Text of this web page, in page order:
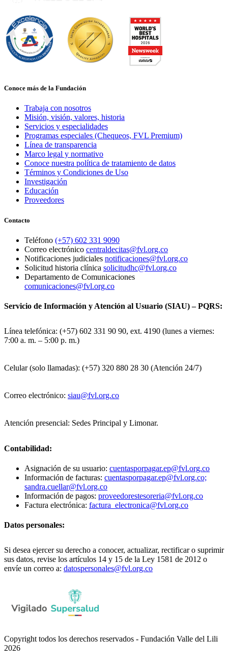
Conoce más de la Fundación
Trabaja con nosotros
Misión, visión, valores, historia
Servicios y especialidades
Programas especiales (Chequeos, FVL Premium)
Línea de transparencia
Marco legal y normativo
Conoce nuestra política de tratamiento de datos
Términos y Condiciones de Uso
Investigación
Educación
Proveedores
Contacto
Teléfono (+57) 602 331 9090
Correo electrónico centraldecitas@fvl.org.co
Notificaciones judiciales notificaciones@fvl.org.co
Solicitud historia clínica solicitudhc@fvl.org.co
Departamento de Comunicaciones
comunicaciones@fvl.org.co
Servicio de Información y Atención al Usuario (SIAU) – PQRS:
Línea telefónica: (+57) 602 331 90 90, ext. 4190 (lunes a viernes:
7:00 a. m. – 5:00 p. m.)
Celular (solo llamadas): (+57) 320 880 28 30 (Atención 24/7)
Correo electrónico: siau@fvl.org.co
Atención presencial: Sedes Principal y Limonar.
Contabilidad:
Asignación de su usuario: cuentasporpagar.ep@fvl.org.co
Información de facturas: cuentasporpagar.ep@fvl.org.co;
sandra.cuellar@fvl.org.co
Información de pagos: proveedorestesoreria@fvl.org.co
Factura electrónica: factura_electronica@fvl.org.co
Datos personales:
Si desea ejercer su derecho a conocer, actualizar, rectificar o suprimir
sus datos, revise los artículos 14 y 15 de la Ley 1581 de 2012 o
envíe un correo a: datospersonales@fvl.org.co
Copyright todos los derechos reservados - Fundación Valle del Lili
2026